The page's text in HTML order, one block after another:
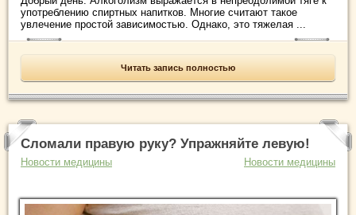
употреблению спиртных напитков. Многие считают такое
увлечение простой зависимостью. Однако, это тяжелая ...
Читать запись полностью
Сломали правую руку? Упражняйте левую!
Новости медицины Новости медицины